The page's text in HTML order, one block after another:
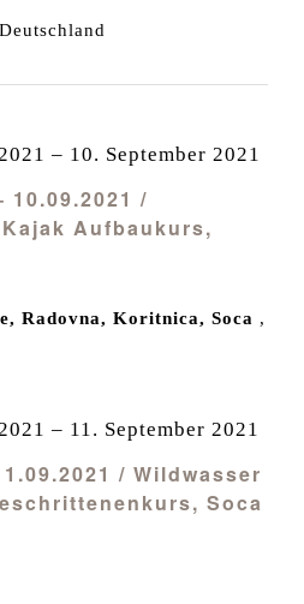
10.09.2021 /
Aufbaukurs,
– 10. September 2021
Radovna, Koritnica, Soca ,
/ Wildwasser
Soca
– 11. September 2021